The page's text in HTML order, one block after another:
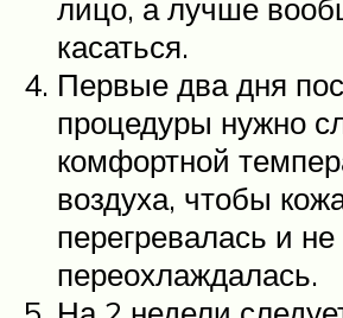
лицо, а лучше
касаться.
Первые два дня
процедуры нужно
комфортной
воздуха, чтобы
перегревалась и не
переохлаждалась.